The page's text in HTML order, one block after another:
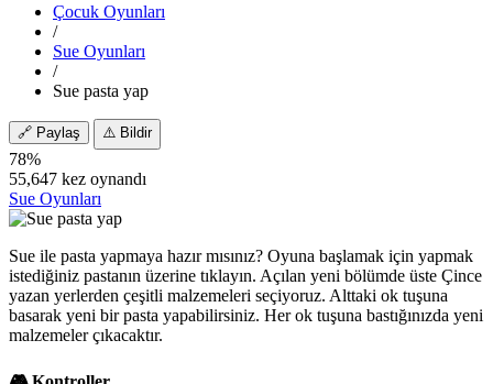
Çocuk Oyunları
/
Sue Oyunları
/
Sue pasta yap
🔗 Paylaş ⚠️ Bildir
78%
55,647 kez oynandı
Sue Oyunları
Sue ile pasta yapmaya hazır mısınız? Oyuna başlamak için yapmak
istediğiniz pastanın üzerine tıklayın. Açılan yeni bölümde üste Çince
yazan yerlerden çeşitli malzemeleri seçiyoruz. Alttaki ok tuşuna
basarak yeni bir pasta yapabilirsiniz. Her ok tuşuna bastığınızda yeni
malzemeler çıkacaktır.